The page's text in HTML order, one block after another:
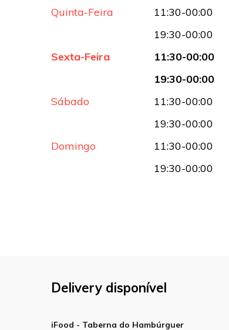
Quinta-Feira
11:30-00:00
19:30-00:00
Sexta-Feira
11:30-00:00
19:30-00:00
Sábado
11:30-00:00
19:30-00:00
Domingo
11:30-00:00
19:30-00:00
Delivery disponível
iFood - Taberna do Hambúrguer